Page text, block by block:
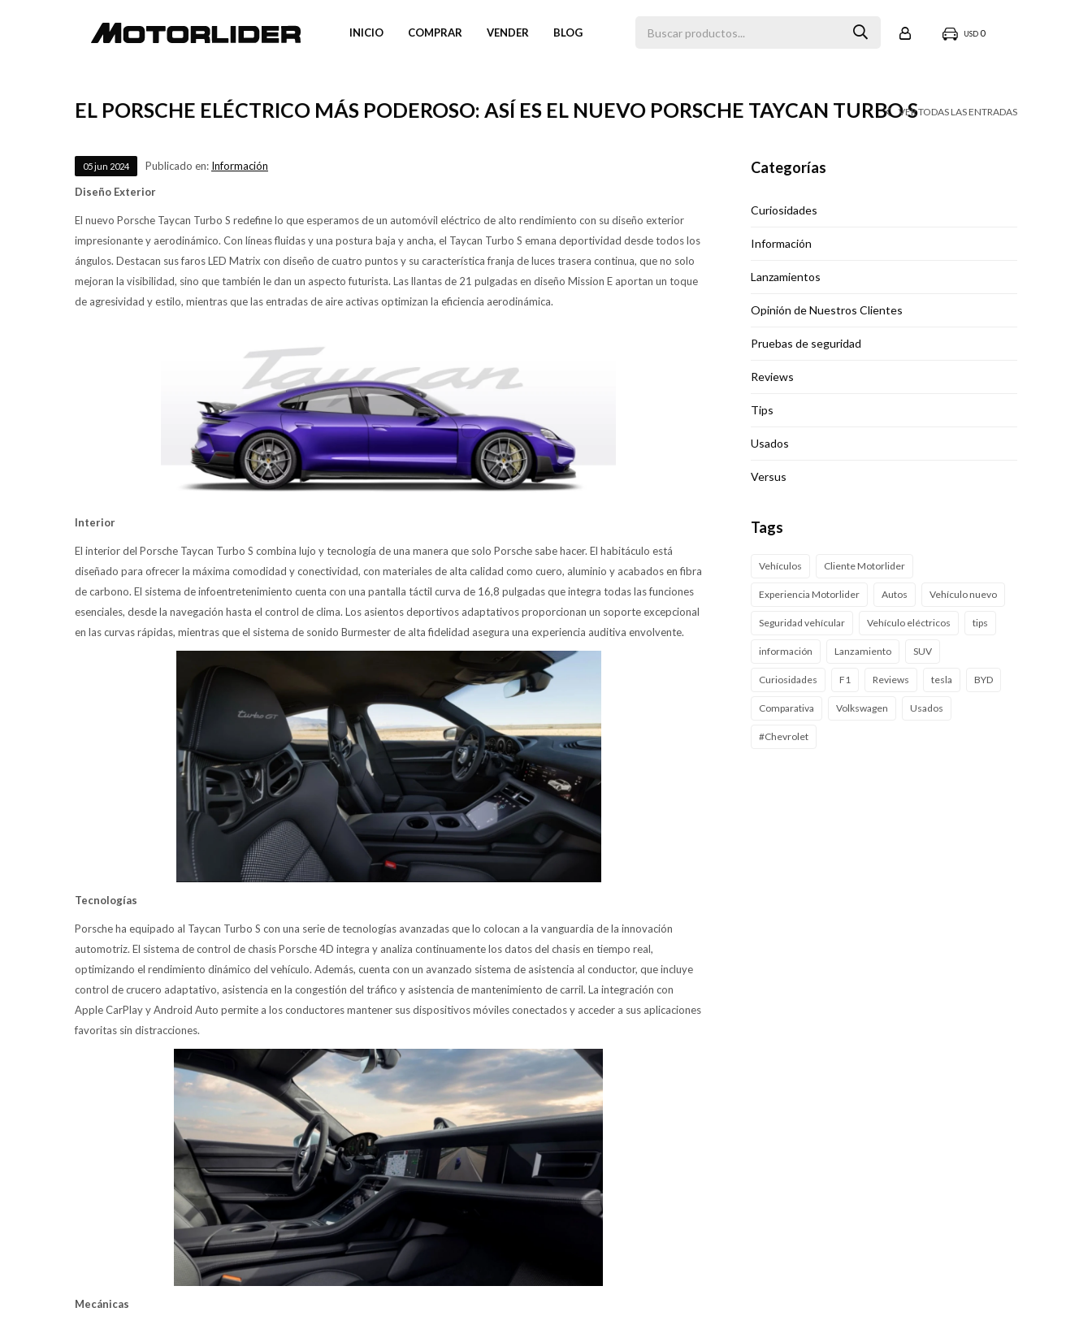
INICIO COMPRAR VENDER BLOG USD 0
EL PORSCHE ELÉCTRICO MÁS PODEROSO: ASÍ ES EL NUEVO PORSCHE TAYCAN TURBO SVER TODAS LAS ENTRADAS
05jun 2024 Publicado en: Información
Diseño Exterior
El nuevo Porsche Taycan Turbo S redefine lo que esperamos de un automóvil eléctrico de alto rendimiento con su diseño exterior
impresionante y aerodinámico. Con líneas fluidas y una postura baja y ancha, el Taycan Turbo S emana deportividad desde todos los
ángulos. Destacan sus faros LED Matrix con diseño de cuatro puntos y su característica franja de luces trasera continua, que no solo
mejoran la visibilidad, sino que también le dan un aspecto futurista. Las llantas de 21 pulgadas en diseño Mission E aportan un toque
de agresividad y estilo, mientras que las entradas de aire activas optimizan la eficiencia aerodinámica.
Interior
El interior del Porsche Taycan Turbo S combina lujo y tecnología de una manera que solo Porsche sabe hacer. El habitáculo está
diseñado para ofrecer la máxima comodidad y conectividad, con materiales de alta calidad como cuero, aluminio y acabados en fibra
de carbono. El sistema de infoentretenimiento cuenta con una pantalla táctil curva de 16,8 pulgadas que integra todas las funciones
esenciales, desde la navegación hasta el control de clima. Los asientos deportivos adaptativos proporcionan un soporte excepcional
en las curvas rápidas, mientras que el sistema de sonido Burmester de alta fidelidad asegura una experiencia auditiva envolvente.
Tecnologías
Porsche ha equipado al Taycan Turbo S con una serie de tecnologías avanzadas que lo colocan a la vanguardia de la innovación
automotriz. El sistema de control de chasis Porsche 4D integra y analiza continuamente los datos del chasis en tiempo real,
optimizando el rendimiento dinámico del vehículo. Además, cuenta con un avanzado sistema de asistencia al conductor, que incluye
control de crucero adaptativo, asistencia en la congestión del tráfico y asistencia de mantenimiento de carril. La integración con
Apple CarPlay y Android Auto permite a los conductores mantener sus dispositivos móviles conectados y acceder a sus aplicaciones
favoritas sin distracciones.
Mecánicas
Categorías
Curiosidades
Información
Lanzamientos
Opinión de Nuestros Clientes
Pruebas de seguridad
Reviews
Tips
Usados
Versus
Tags
Vehículos Cliente Motorlider
Experiencia Motorlider Autos Vehículo nuevo
Seguridad vehícular Vehículo eléctricos tips
información Lanzamiento SUV
Curiosidades F1 Reviews tesla BYD
Comparativa Volkswagen Usados
#Chevrolet